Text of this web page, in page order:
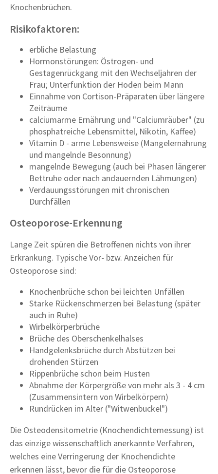
Knochenbrüchen.
Risikofaktoren:
erbliche Belastung
Hormonstörungen: Östrogen- und
Gestagenrückgang mit den Wechseljahren der
Frau; Unterfunktion der Hoden beim Mann
Einnahme von Cortison-Präparaten über längere
Zeiträume
calciumarme Ernährung und "Calciumräuber" (zu
phosphatreiche Lebensmittel, Nikotin, Kaffee)
Vitamin D - arme Lebensweise (Mangelernährung
und mangelnde Besonnung)
mangelnde Bewegung (auch bei Phasen längerer
Bettruhe oder nach andauernden Lähmungen)
Verdauungsstörungen mit chronischen
Durchfällen
Osteoporose-Erkennung
Lange Zeit spüren die Betroffenen nichts von ihrer
Erkrankung. Typische Vor- bzw. Anzeichen für
Osteoporose sind:
Knochenbrüche schon bei leichten Unfällen
Starke Rückenschmerzen bei Belastung (später
auch in Ruhe)
Wirbelkörperbrüche
Brüche des Oberschenkelhalses
Handgelenksbrüche durch Abstützen bei
drohenden Stürzen
Rippenbrüche schon beim Husten
Abnahme der Körpergröße von mehr als 3 - 4 cm
(Zusammensintern von Wirbelkörpern)
Rundrücken im Alter ("Witwenbuckel")
Die Osteodensitometrie (Knochendichtemessung) ist
das einzige wissenschaftlich anerkannte Verfahren,
welches eine Verringerung der Knochendichte
erkennen lässt, bevor die für die Osteoporose